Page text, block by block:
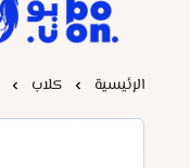
Baboonstore
الرئيسية كلاب